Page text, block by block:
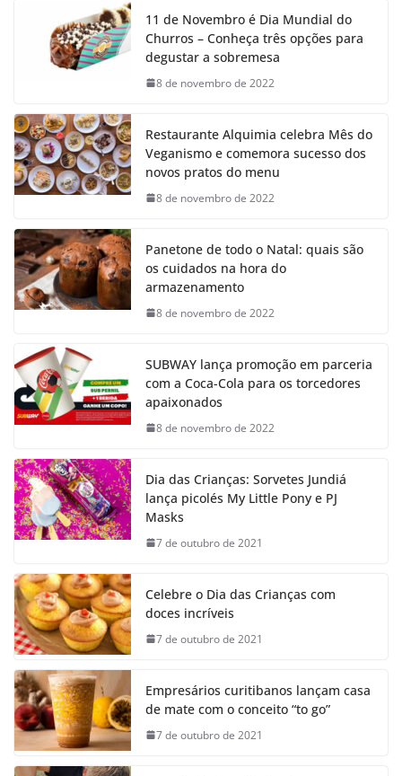
11 de Novembro é Dia Mundial do
Churros – Conheça três opções para
degustar a sobremesa
8 de novembro de 2022
Restaurante Alquimia celebra Mês do
Veganismo e comemora sucesso dos
novos pratos do menu
8 de novembro de 2022
Panetone de todo o Natal: quais são
os cuidados na hora do
armazenamento
8 de novembro de 2022
SUBWAY lança promoção em parceria
com a Coca-Cola para os torcedores
apaixonados
8 de novembro de 2022
Dia das Crianças: Sorvetes Jundiá
lança picolés My Little Pony e PJ
Masks
7 de outubro de 2021
Celebre o Dia das Crianças com
doces incríveis
7 de outubro de 2021
Empresários curitibanos lançam casa
de mate com o conceito “to go”
7 de outubro de 2021